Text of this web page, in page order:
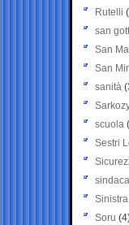
Rutelli
san
San
San
sanità
scuola
Sestri
Soru